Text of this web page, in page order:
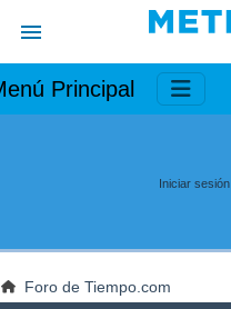
Principal
Iniciar sesión
Foro de Tiempo.com